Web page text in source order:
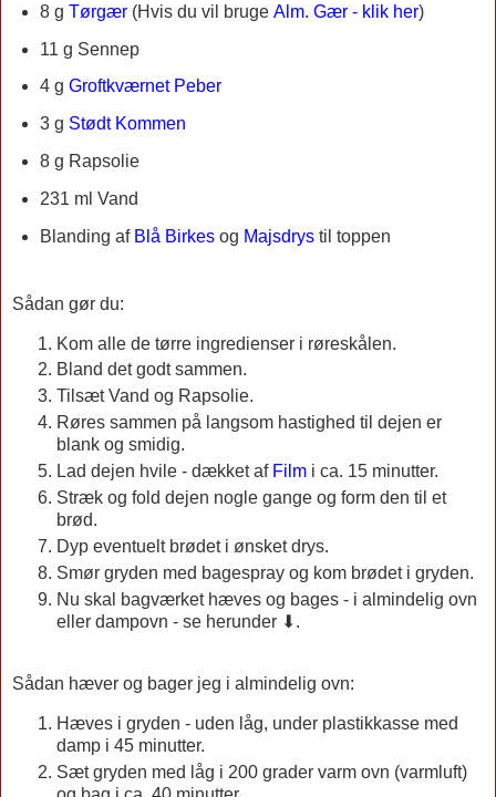
8 g Tørgær (Hvis du vil bruge Alm. Gær - klik her)
11 g Sennep
4 g Groftkværnet Peber
3 g Stødt Kommen
8 g Rapsolie
231 ml Vand
Blanding af Blå Birkesog Majsdrystil toppen
Sådan gør du:
Kom alle de tørre ingredienser i røreskålen.
Bland det godt sammen.
Tilsæt Vand og Rapsolie.
Røres sammen på langsom hastighed til dejen er
blank og smidig.
Lad dejen hvile - dækket af Film i ca. 15 minutter.
Stræk og fold dejen nogle gange og form den til et
brød.
Dyp eventuelt brødet i ønsket drys.
Smør gryden med bagespray og kom brødet i gryden.
Nu skal bagværket hæves og bages - i almindelig ovn
eller dampovn - se herunder ⬇.
Sådan hæver og bager jeg i almindelig ovn:
Hæves i gryden - uden låg, under plastikkasse med
damp i 45 minutter.
Sæt gryden med låg i 200 grader varm ovn (varmluft)